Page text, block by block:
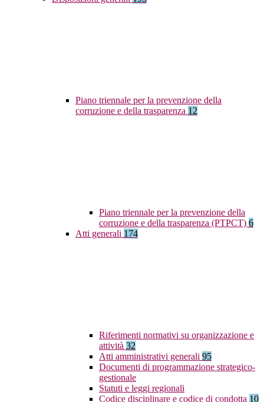
Piano triennale per la prevenzione della
corruzione e della trasparenza 12
Piano triennale per la prevenzione della
corruzione e della trasparenza (PTPCT) 6
Atti generali 174
Riferimenti normativi su organizzazione e
attività 32
Atti amministrativi generali 95
Documenti di programmazione strategico-
gestionale
Statuti e leggi regionali
Codice disciplinare e codice di condotta 10